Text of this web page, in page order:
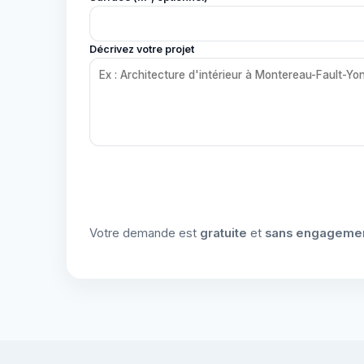
Décrivez votre projet
Votre demande est gratuite et sans